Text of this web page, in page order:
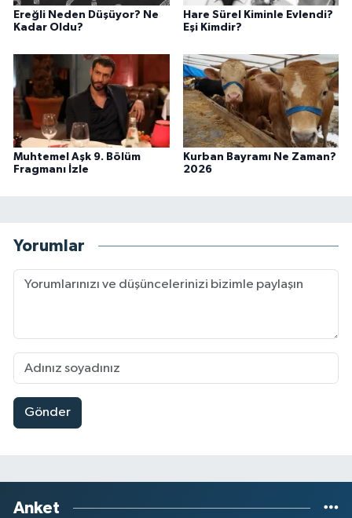
Ereğli Neden Düşüyor? Ne
Kadar Oldu?
Hare Sürel Kiminle Evlendi?
Eşi Kimdir?
Muhtemel Aşk 9. Bölüm
Fragmanı İzle
Kurban Bayramı Ne Zaman?
2026
Yorumlar
Gönder
Anket